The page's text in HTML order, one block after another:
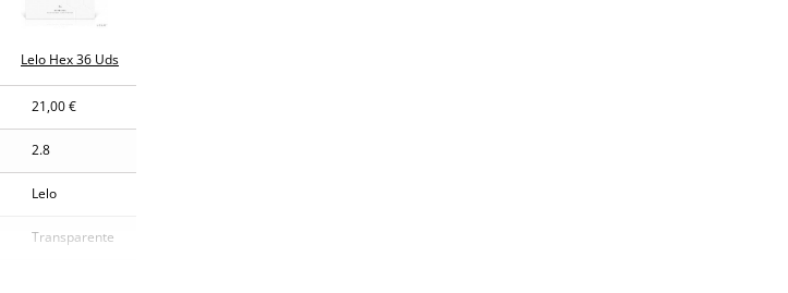
Lelo Hex 36 Uds
21,00 €
2.8
Lelo
Transparente